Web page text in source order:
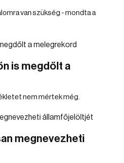
van szükség - mondta a
is megdőlt a
nem mértek még.
megnevezheti